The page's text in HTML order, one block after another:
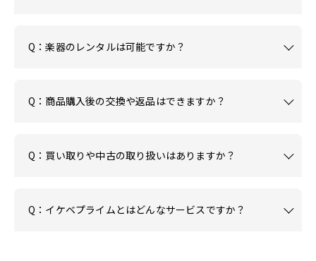
Q：楽器のレンタルは可能ですか？
Q：商品購入後の交換や返品はできますか？
Q：買い取りや中古の取り扱いはありますか？
Q：イケベプライムとはどんなサービスですか？